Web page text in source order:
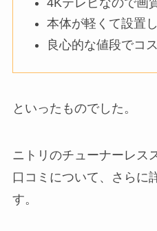
本体が軽くて設置
良心的な値段でコ
といったものでした。
ニトリのチューナーレス
口コミについて、さらに
す。